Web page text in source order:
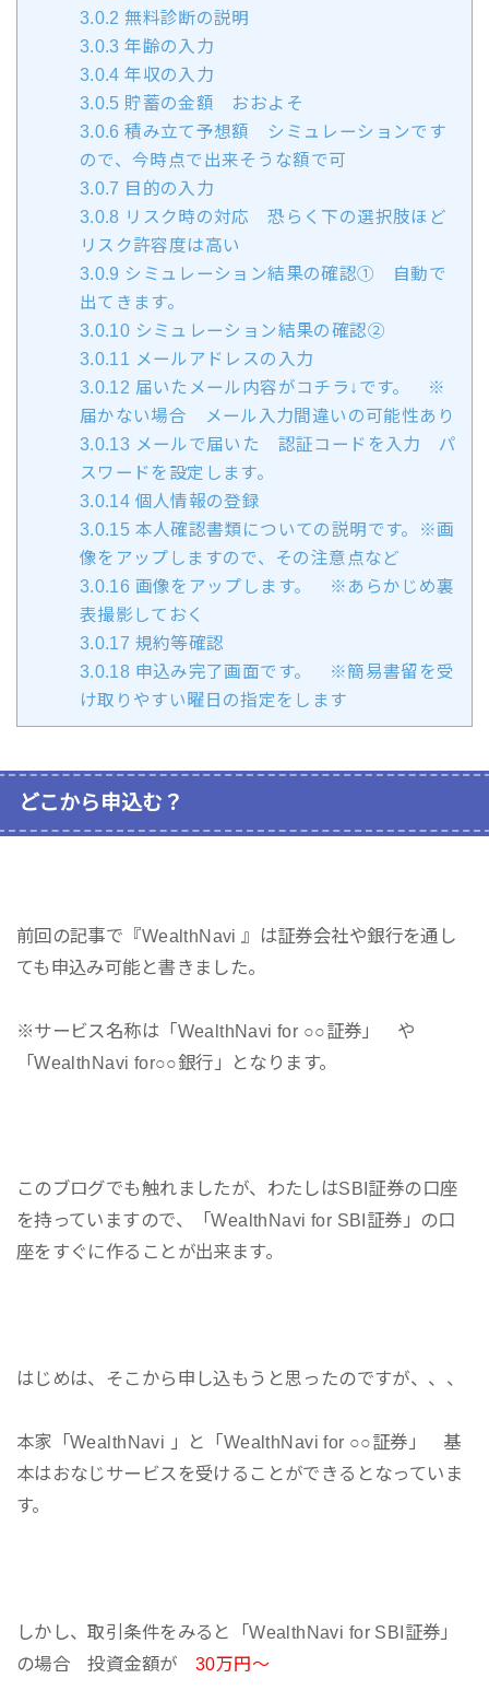
3.0.2 無料診断の説明
3.0.3 年齢の入力
3.0.4 年収の入力
3.0.5 貯蓄の金額 おおよそ
3.0.6 積み立て予想額 シミュレーションです
ので、今時点で出来そうな額で可
3.0.7 目的の入力
3.0.8 リスク時の対応 恐らく下の選択肢ほど
リスク許容度は高い
3.0.9 シミュレーション結果の確認① 自動で
出てきます。
3.0.10 シミュレーション結果の確認②
3.0.11 メールアドレスの入力
3.0.12 届いたメール内容がコチラ↓です。 ※
届かない場合 メール入力間違いの可能性あり
3.0.13 メールで届いた 認証コードを入力 パ
スワードを設定します。
3.0.14 個人情報の登録
3.0.15 本人確認書類についての説明です。※画
像をアップしますので、その注意点など
3.0.16 画像をアップします。 ※あらかじめ裏
表撮影しておく
3.0.17 規約等確認
3.0.18 申込み完了画面です。 ※簡易書留を受
け取りやすい曜日の指定をします
どこから申込む？
前回の記事で『WealthNavi 』は証券会社や銀行を通し
ても申込み可能と書きました。
※サービス名称は「WealthNavi for ○○証券」 や
「WealthNavi for○○銀行」となります。
このブログでも触れましたが、わたしはSBI証券の口座
を持っていますので、「WealthNavi for SBI証券」の口
座をすぐに作ることが出来ます。
はじめは、そこから申し込もうと思ったのですが、、、
本家「WealthNavi 」と「WealthNavi for ○○証券」 基
本はおなじサービスを受けることができるとなっていま
す。
しかし、取引条件をみると「WealthNavi for SBI証券」
の場合 投資金額が 30万円～